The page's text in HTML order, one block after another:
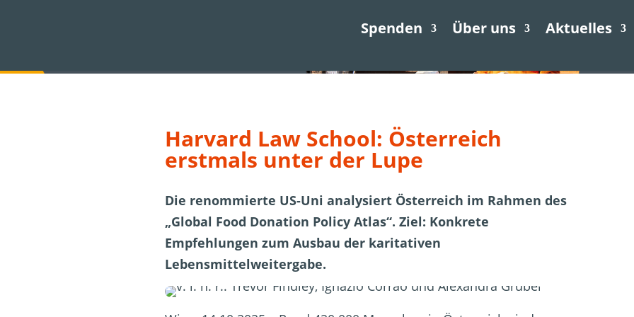
Spenden Über uns Aktuelles
Jetzt spenden
Spenden Über uns
Harvard Law School: Österreich
erstmals unter der Lupe
Die renommierte US-Uni analysiert Österreich im Rahmen des
„Global Food Donation Policy Atlas“. Ziel: Konkrete
Empfehlungen zum Ausbau der karitativen
Lebensmittelweitergabe.